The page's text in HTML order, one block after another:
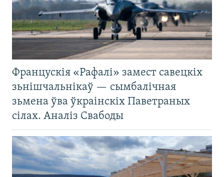
Францускія «Рафалі» замест савецкіх
зьнішчальнікаў — сымбалічная
зьмена ўва ўкраінскіх Паветраных
сілах. Аналіз Свабоды